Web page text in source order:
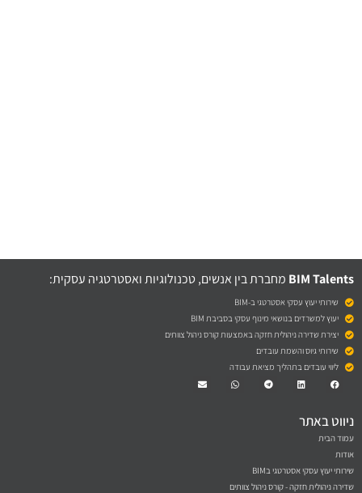
BIM Talents מחברת בין אנשים, טכנולוגיות ואסטרטגיה עסקית:
שירותי יעוץ עסקי אסטרטגי ב-BIM
יעוץ למשרדים בנושאי מינוף עסקי בסביבת BIM
יצירת שדירה ניהולית חזקה באמצעות קורס ניהול צוותים
שירותי גיוס והשמת עובדים
ליווי עובדים בתהליך מציאת עבודה
ניווט באתר
עמוד הבית
אודות
שירותי יעוץ עסקי אסטרטגי בBIM
שדירה ניהולית חזקה - קורס ניהול צוותים